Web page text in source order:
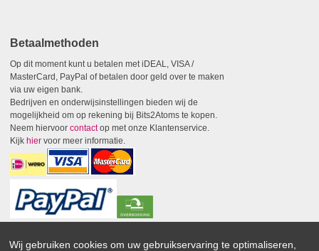
Betaalmethoden
Op dit moment kunt u betalen met iDEAL, VISA /
MasterCard, PayPal of betalen door geld over te maken
via uw eigen bank.
Bedrijven en onderwijsinstellingen bieden wij de
mogelijkheid om op rekening bij Bits2Atoms te kopen.
Neem hiervoor contactop met onze Klantenservice.
Kijk hiervoor meer informatie.
Wij gebruiken cookies om uw gebruikservaring te optimaliseren,